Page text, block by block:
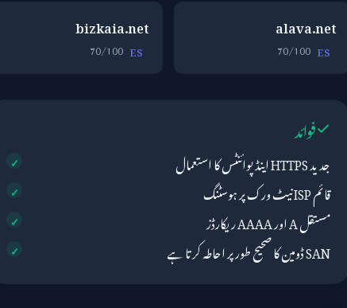
alava.net
ES
70/100
bizkaia.net
ES
70/100
فوائد
جدید HTTPS اینڈ پوائنٹس کا استعمال
قائم ISP نیٹ ورک پر ہوسٹنگ
مستقل A اور AAAA ریکارڈز
SAN ڈومین کا صحیح طور پر احاطہ کرتا ہے